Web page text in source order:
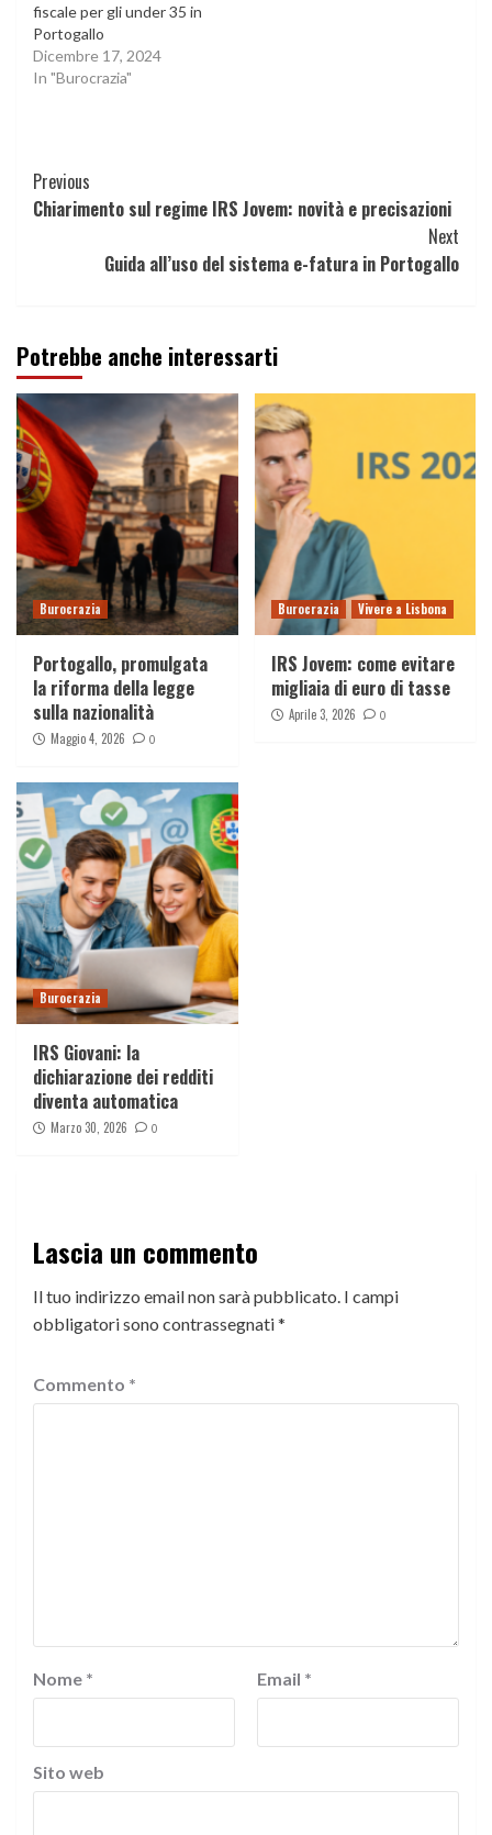
fiscale per gli under 35 in
Portogallo
Dicembre 17, 2024
In "Burocrazia"
Continue
Reading
Previous
Chiarimento sul regime IRS Jovem: novità e precisazioni
Next
Guida all’uso del sistema e-fatura in Portogallo
Potrebbe anche interessarti
Burocrazia
Portogallo, promulgata
la riforma della legge
sulla nazionalità
Maggio 4, 2026 0
Burocrazia Vivere a Lisbona
IRS Jovem: come evitare
migliaia di euro di tasse
Aprile 3, 2026 0
Burocrazia
IRS Giovani: la
dichiarazione dei redditi
diventa automatica
Marzo 30, 2026 0
Lascia un commento
Il tuo indirizzo email non sarà pubblicato. I campi
obbligatori sono contrassegnati*
Commento *
Nome * Email *
Sito web